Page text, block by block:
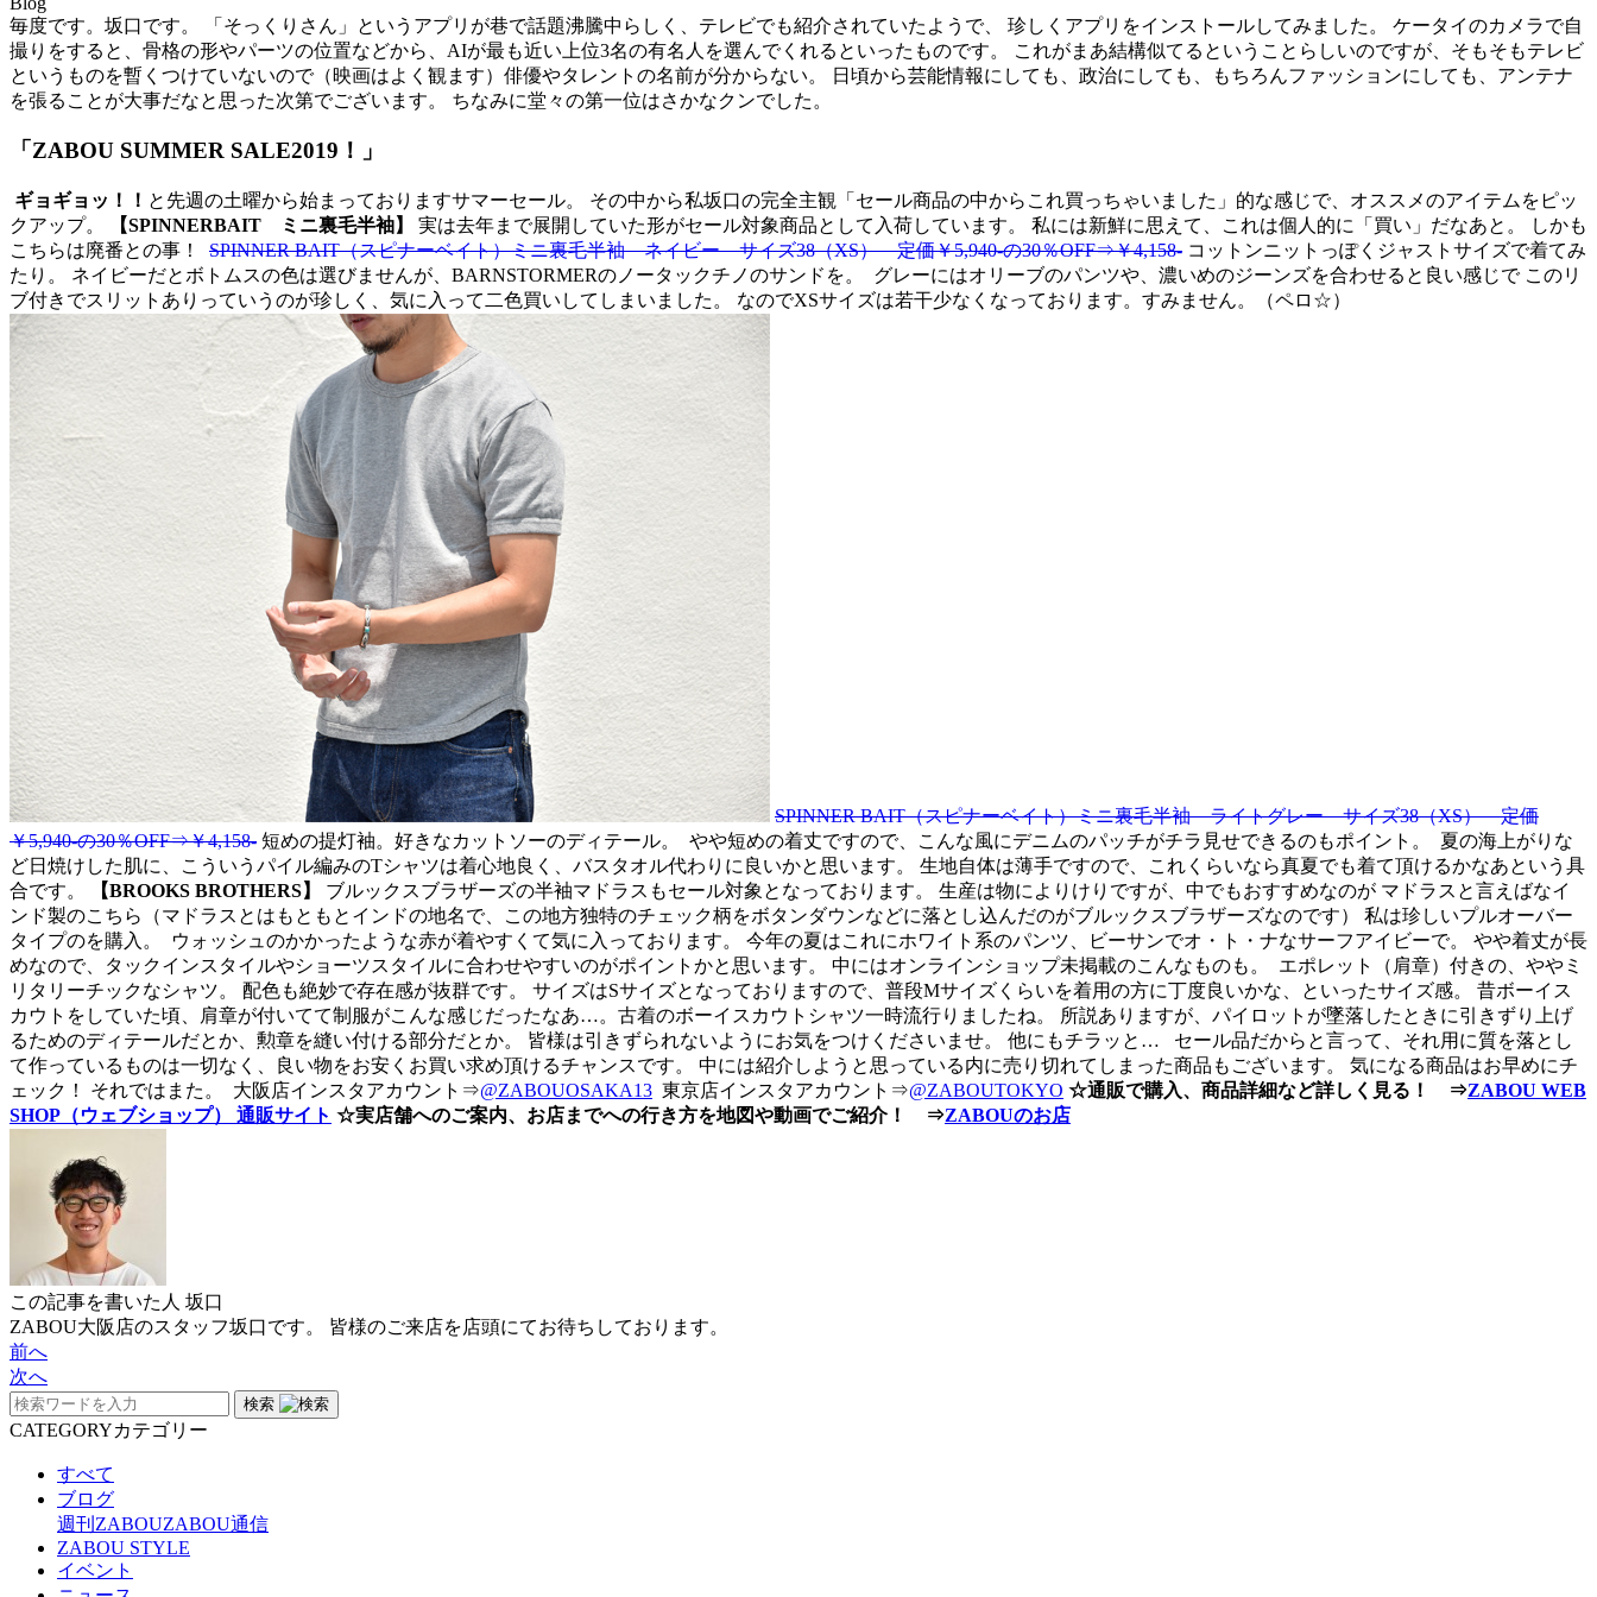
毎度です。坂口です。 「そっくりさん」というアプリが巷で話題沸騰中らしく、テレビでも紹介されていたようで、 珍しくアプリをインストールしてみました。 ケータイのカメラで自
撮りをすると、骨格の形やパーツの位置などから、AIが最も近い上位3名の有名人を選んでくれるといったものです。 これがまあ結構似てるということらしいのですが、そもそもテレビ
というものを暫くつけていないので（映画はよく観ます）俳優やタレントの名前が分からない。 日頃から芸能情報にしても、政治にしても、もちろんファッションにしても、アンテナ
を張ることが大事だなと思った次第でございます。 ちなみに堂々の第一位はさかなクンでした。
「ZABOU SUMMER SALE2019！」
ギョギョッ！！ と先週の土曜から始まっておりますサマーセール。 その中から私坂口の完全主観「セール商品の中からこれ買っちゃいました」的な感じで、オススメのアイテムをピッ
クアップ。
【SPINNERBAIT ミニ裏毛半袖】
実は去年まで展開していた形がセール対象商品として入荷しています。 私には新鮮に思えて、これは個人的に「買い」だなあと。 しかも
こちらは廃番との事！
SPINNER BAIT（スピナーベイト）ミニ裏毛半袖 ネイビー サイズ38（XS） 定価￥5,940-の30％OFF⇒￥4,158- コットンニットっぽくジャストサイズで着てみ
たり。 ネイビーだとボトムスの色は選びませんが、BARNSTORMERのノータックチノのサンドを。
グレーにはオリーブのパンツや、濃いめのジーンズを合わせると良い感じで このリ
ブ付きでスリットありっていうのが珍しく、気に入って二色買いしてしまいました。 なのでXSサイズは若干少なくなっております。すみません。（ペロ☆）
SPINNER BAIT（スピナーベイト）ミニ裏毛半袖 ライトグレー サイズ38（XS） 定価
￥5,940-の30％OFF⇒￥4,158- 短めの提灯袖。好きなカットソーのディテール。 やや短めの着丈ですので、こんな風にデニムのパッチがチラ見せできるのもポイント。
夏の海上がりな
ど日焼けした肌に、こういうパイル編みのTシャツは着心地良く、バスタオル代わりに良いかと思います。 生地自体は薄手ですので、これくらいなら真夏でも着て頂けるかなあという具
合です。
【BROOKS BROTHERS】
ブルックスブラザーズの半袖マドラスもセール対象となっております。 生産は物によりけりですが、中でもおすすめなのが マドラスと言えばなイ
ンド製のこちら（マドラスとはもともとインドの地名で、この地方独特のチェック柄をボタンダウンなどに落とし込んだのがブルックスブラザーズなのです） 私は珍しいプルオーバー
タイプのを購入。
ウォッシュのかかったような赤が着やすくて気に入っております。 今年の夏はこれにホワイト系のパンツ、ビーサンでオ・ト・ナなサーフアイビーで。 やや着丈が長
めなので、タックインスタイルやショーツスタイルに合わせやすいのがポイントかと思います。 中にはオンラインショップ未掲載のこんなものも。
エポレット（肩章）付きの、ややミ
リタリーチックなシャツ。 配色も絶妙で存在感が抜群です。 サイズはSサイズとなっておりますので、普段Mサイズくらいを着用の方に丁度良いかな、といったサイズ感。 昔ボーイス
カウトをしていた頃、肩章が付いてて制服がこんな感じだったなあ…。古着のボーイスカウトシャツ一時流行りましたね。 所説ありますが、パイロットが墜落したときに引きずり上げ
るためのディテールだとか、勲章を縫い付ける部分だとか。 皆様は引きずられないようにお気をつけくださいませ。 他にもチラッと…
セール品だからと言って、それ用に質を落とし
て作っているものは一切なく、良い物をお安くお買い求め頂けるチャンスです。 中には紹介しようと思っている内に売り切れてしまった商品もございます。 気になる商品はお早めにチ
ェック！ それではまた。
大阪店インスタアカウント⇒@ZABOUOSAKA13 東京店インスタアカウント⇒@ZABOUTOKYO ☆通販で購入、商品詳細など詳しく見る！ ⇒ZABOU WEB
SHOP（ウェブショップ） 通販サイト ☆実店舗へのご案内、お店までへの行き方を地図や動画でご紹介！ ⇒ZABOUのお店
この記事を書いた人 坂口
ZABOU大阪店のスタッフ坂口です。 皆様のご来店を店頭にてお待ちしております。
前へ
次へ
検索
CATEGORYカテゴリー
すべて
ブログ
週刊ZABOUZABOU通信
ZABOU STYLE
イベント